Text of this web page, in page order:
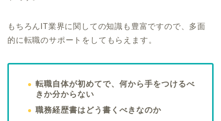
もちろんIT業界に関しての知識も豊富ですので、多面
的に転職のサポートをしてもらえます。
転職自体が初めてで、何から手をつけるべ
きか分からない
職務経歴書はどう書くべきなのか